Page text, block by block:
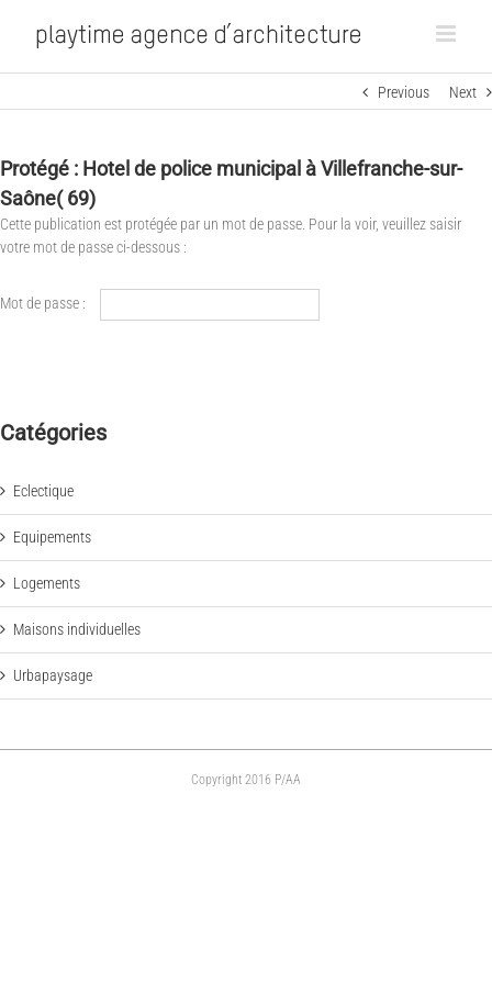
Previous Next
Protégé : Hotel de police municipal à Villefranche-sur-
Saône( 69)
Cette publication est protégée par un mot de passe. Pour la voir, veuillez saisir
votre mot de passe ci-dessous :
Mot de passe :
Catégories
Eclectique
Equipements
Logements
Maisons individuelles
Urbapaysage
Copyright 2016 P/AA